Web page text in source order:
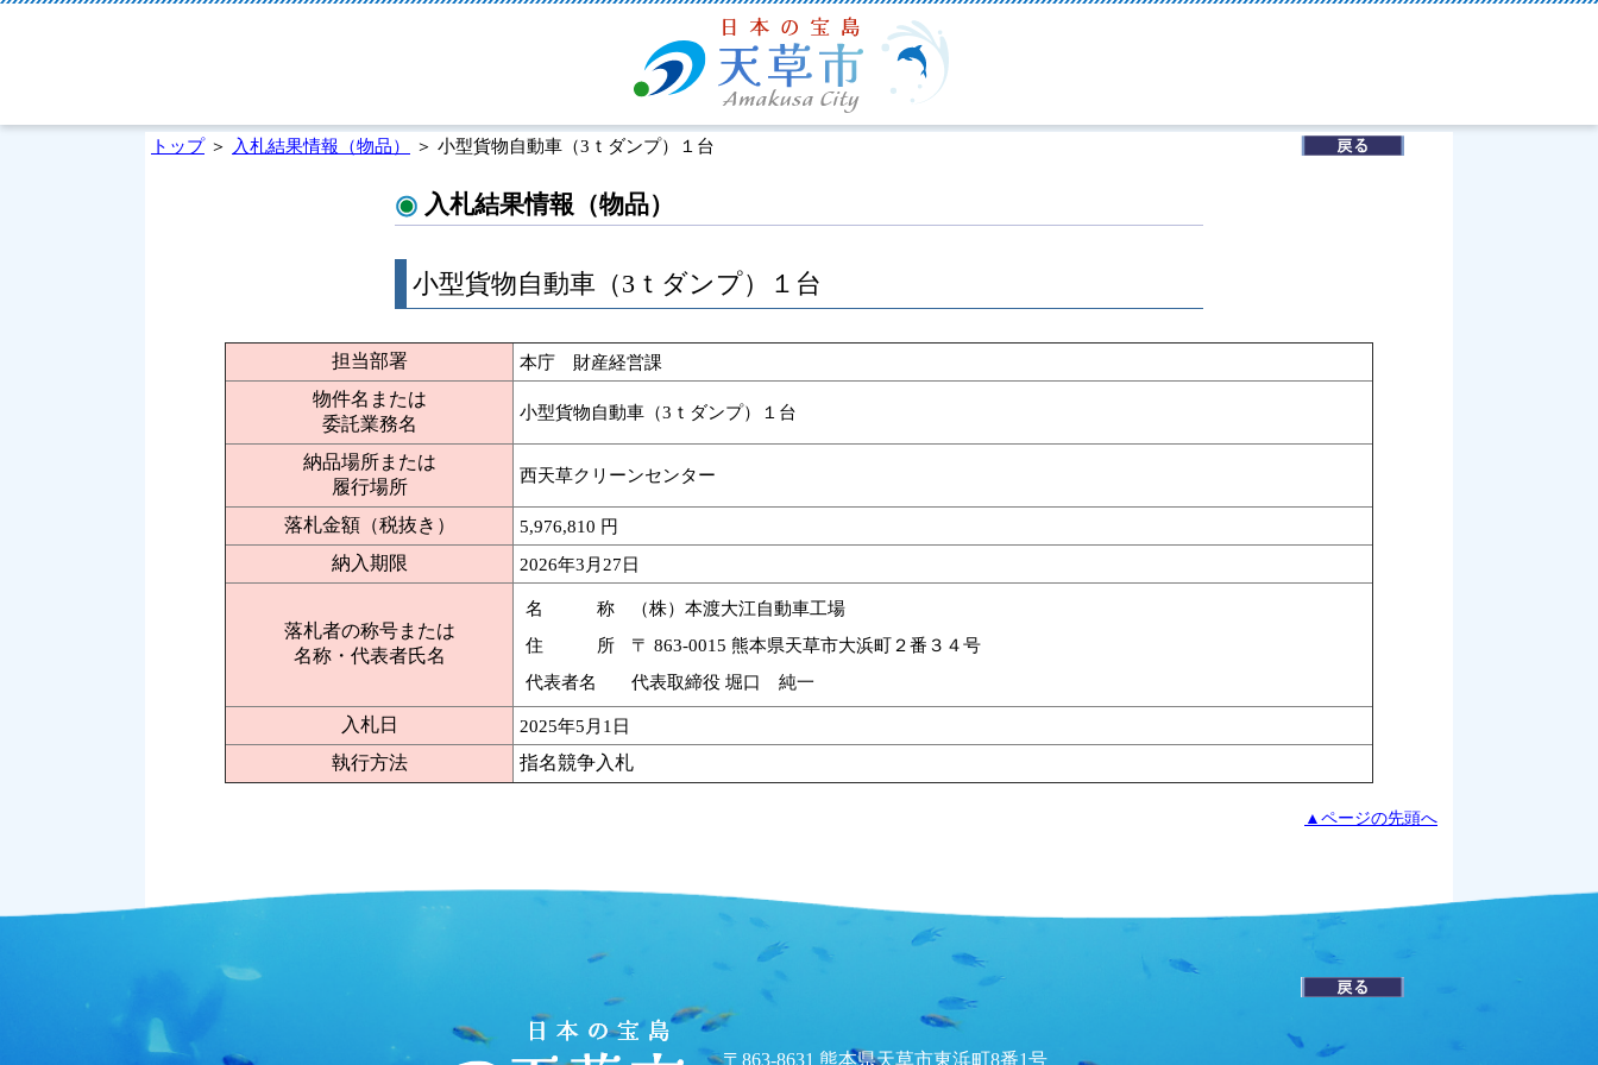
トップ＞ 入札結果情報（物品） ＞ 小型貨物自動車（3ｔダンプ）１台
入札結果情報（物品）
小型貨物自動車（3ｔダンプ）１台
担当部署
本庁 財産経営課
物件名または
委託業務名
小型貨物自動車（3ｔダンプ）１台
納品場所または
履行場所
西天草クリーンセンター
落札金額（税抜き）
5,976,810 円
納入期限
2026年3月27日
落札者の称号または
名称・代表者氏名
名 称
（株）本渡大江自動車工場
住 所
〒 863-0015 熊本県天草市大浜町２番３４号
代表者名
代表取締役 堀口 純一
入札日
2025年5月1日
執行方法
指名競争入札
▲ページの先頭へ
〒863-8631 熊本県天草市東浜町8番1号